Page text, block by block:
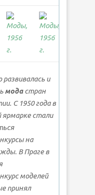
и
модастран
С 1950 года в
ярмарке стали
на
В Праге в
моделей
принял